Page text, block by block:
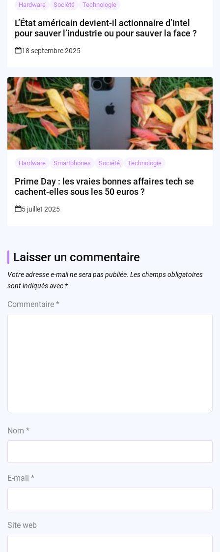
Hardware Société Technologie
L’État américain devient-il actionnaire d’Intel
pour sauver l’industrie ou pour sauver la face ?
18 septembre 2025
Hardware Smartphones Société Technologie
Prime Day : les vraies bonnes affaires tech se
cachent-elles sous les 50 euros ?
5 juillet 2025
Laisser un commentaire
Votre adresse e-mail ne sera pas publiée. Les champs obligatoires
sont indiqués avec *
Commentaire *
Nom *
E-mail *
Site web